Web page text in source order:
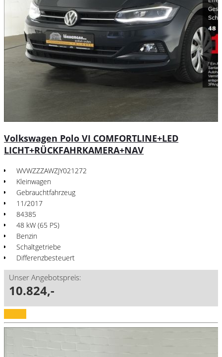
Volkswagen Polo VI COMFORTLINE+LED
LICHT+RÜCKFAHRKAMERA+NAV
WVWZZZAWZJY021272
Kleinwagen
Gebrauchtfahrzeug
11/2017
84385
48 kW (65 PS)
Benzin
Schaltgetriebe
Differenzbesteuert
Unser Angebotspreis:
10.824,-